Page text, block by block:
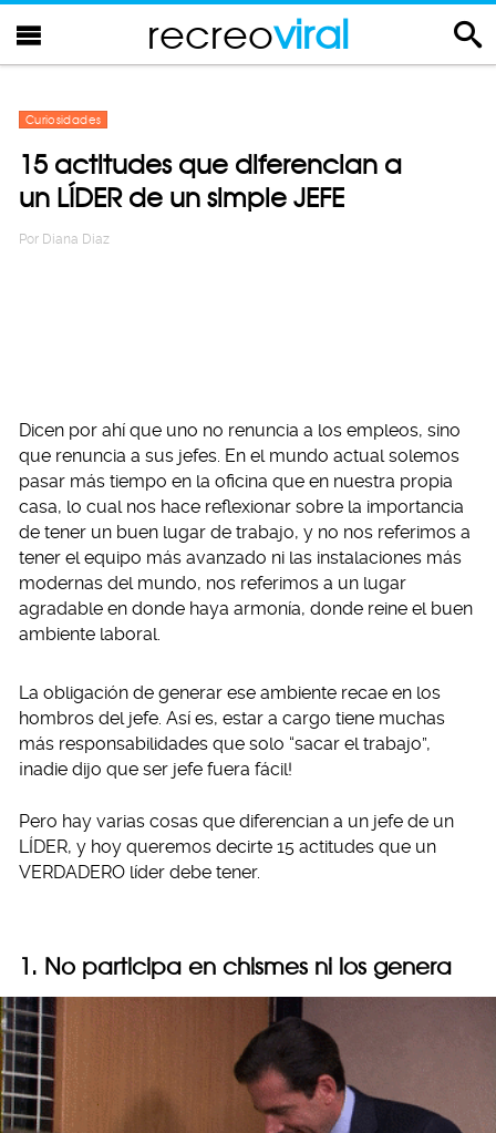
recreoviral
Curiosidades
15 actitudes que diferencian a
un LÍDER de un simple JEFE
Por Diana Diaz
Dicen por ahí que uno no renuncia a los empleos, sino
que renuncia a sus jefes. En el mundo actual solemos
pasar más tiempo en la oficina que en nuestra propia
casa, lo cual nos hace reflexionar sobre la importancia
de tener un buen lugar de trabajo, y no nos referimos a
tener el equipo más avanzado ni las instalaciones más
modernas del mundo, nos referimos a un lugar
agradable en donde haya armonía, donde reine el buen
ambiente laboral.
La obligación de generar ese ambiente recae en los
hombros del jefe. Así es, estar a cargo tiene muchas
más responsabilidades que solo “sacar el trabajo”,
¡nadie dijo que ser jefe fuera fácil!
Pero hay varias cosas que diferencian a un jefe de un
LÍDER, y hoy queremos decirte 15 actitudes que un
VERDADERO líder debe tener.
1. No participa en chismes ni los genera